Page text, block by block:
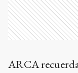
ARCA